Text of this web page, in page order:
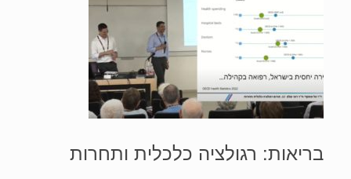
בריאות: רגולציה כלכלית ותחרות